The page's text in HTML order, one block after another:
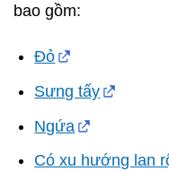
bao gồm:
Đỏ
Sưng tấy
Ngứa
Có xu hướng lan